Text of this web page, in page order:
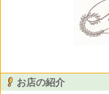
お店の紹介